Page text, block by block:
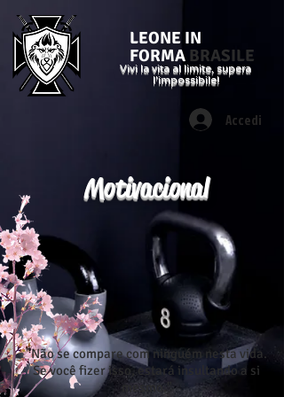
LEONE IN
FORMA BRASILE
Vivi la vita al limite, supera
l'impossibile!
Accedi
Motivacional
"Não se compare com ninguém nesta vida.
Se você fizer isso, estará insultando a si
mesmo."